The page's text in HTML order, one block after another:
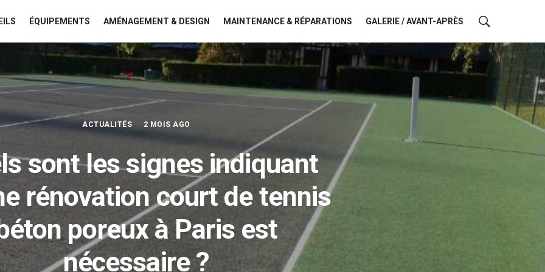
ÉQUIPEMENTS AMÉNAGEMENT & DESIGN MAINTENANCE & RÉPARATIONS GALERIE / AVANT-APRÈS
ACTUALITÉS 2 MOIS AGO
sont les signes indiquant
rénovation court de tennis
poreux à Paris est
nécessaire ?